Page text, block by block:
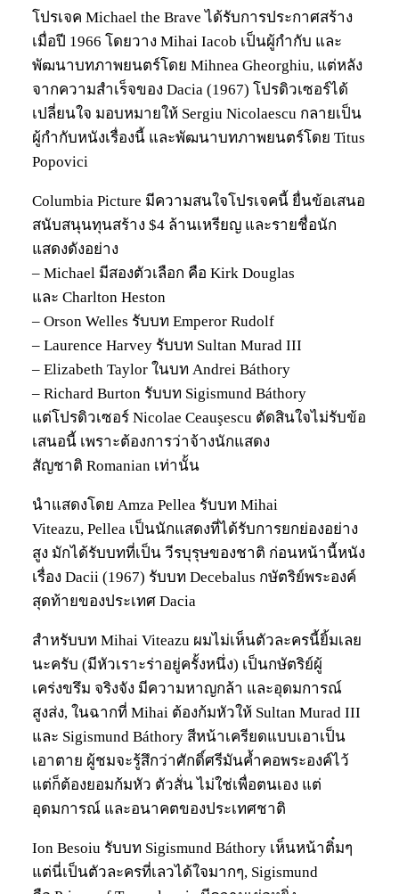
โปรเจค Michael the Brave ได้รับการประกาศสร้าง
เมื่อปี 1966 โดยวาง Mihai Iacob เป็นผู้กำกับ และ
พัฒนาบทภาพยนตร์โดย Mihnea Gheorghiu, แต่หลัง
จากความสำเร็จของ Dacia (1967) โปรดิวเซอร์ได้
เปลี่ยนใจ มอบหมายให้ Sergiu Nicolaescu กลายเป็น
ผู้กำกับหนังเรื่องนี้ และพัฒนาบทภาพยนตร์โดย Titus
Popovici
Columbia Picture มีความสนใจโปรเจคนี้ ยื่นข้อเสนอ
สนับสนุนทุนสร้าง $4 ล้านเหรียญ และรายชื่อนัก
แสดงดังอย่าง
– Michael มีสองตัวเลือก คือ Kirk Douglas
และ Charlton Heston
– Orson Welles รับบท Emperor Rudolf
– Laurence Harvey รับบท Sultan Murad III
– Elizabeth Taylor ในบท Andrei Báthory
– Richard Burton รับบท Sigismund Báthory
แต่โปรดิวเซอร์ Nicolae Ceauşescu ตัดสินใจไม่รับข้อ
เสนอนี้ เพราะต้องการว่าจ้างนักแสดง
สัญชาติ Romanian เท่านั้น
นำแสดงโดย Amza Pellea รับบท Mihai
Viteazu, Pellea เป็นนักแสดงที่ได้รับการยกย่องอย่าง
สูง มักได้รับบทที่เป็น วีรบุรุษของชาติ ก่อนหน้านี้หนัง
เรื่อง Dacii (1967) รับบท Decebalus กษัตริย์พระองค์
สุดท้ายของประเทศ Dacia
สำหรับบท Mihai Viteazu ผมไม่เห็นตัวละครนี้ยิ้มเลย
นะครับ (มีหัวเราะร่าอยู่ครั้งหนึ่ง) เป็นกษัตริย์ผู้
เคร่งขรึม จริงจัง มีความหาญกล้า และอุดมการณ์
สูงส่ง, ในฉากที่ Mihai ต้องก้มหัวให้ Sultan Murad III
และ Sigismund Báthory สีหน้าเครียดแบบเอาเป็น
เอาตาย ผู้ชมจะรู้สึกว่าศักดิ์ศรีมันค้ำคอพระองค์ไว้
แต่ก็ต้องยอมก้มหัว ตัวสั่น ไม่ใช่เพื่อตนเอง แต่
อุดมการณ์ และอนาคตของประเทศชาติ
Ion Besoiu รับบท Sigismund Báthory เห็นหน้าติ๋มๆ
แต่นี่เป็นตัวละครที่เลวได้ใจมากๆ, Sigismund